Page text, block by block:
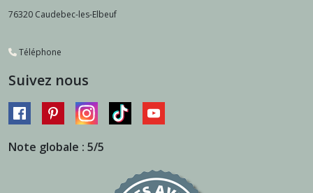
76320 Caudebec-les-Elbeuf
Téléphone
Suivez nous
Note globale : 5/5